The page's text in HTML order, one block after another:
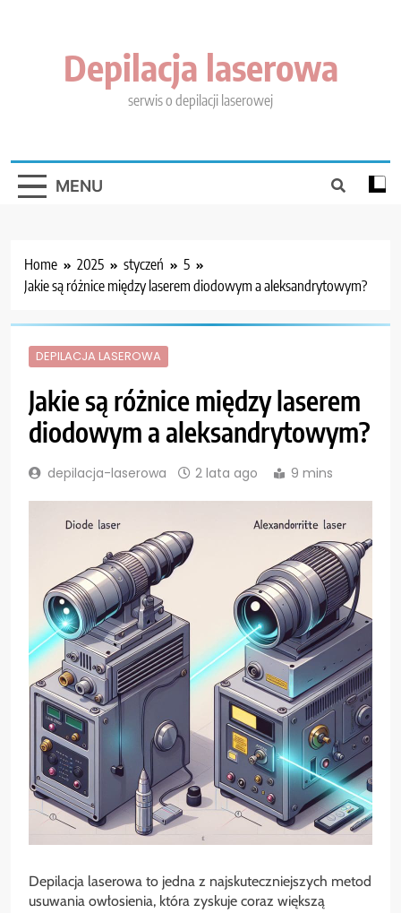
Depilacja laserowa
serwis o depilacji laserowej
MENU
Home 2025 styczeń
5
Jakie są różnice między laserem diodowym a aleksandrytowym?
DEPILACJA LASEROWA
Jakie są różnice między laserem
diodowym a aleksandrytowym?
depilacja-laserowa 2 lata ago 9 mins
Depilacja laserowa to jedna z najskuteczniejszych metod
usuwania owłosienia, która zyskuje coraz większą